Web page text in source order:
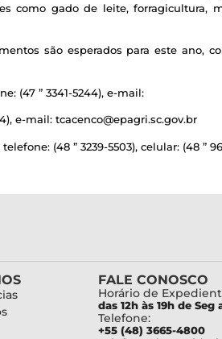
como gado de leite, forragicultura,
são esperados para este ano,
(47 ” 3341-5244), e-mail:
e-mail: tcacenco@epagri.sc.gov.br
(48 ” 3239-5503), celular: (48 ”
FALE CONOSCO
Horário de
das 12h às 19h de Seg
Telefone:
+55 (48) 3665-4800